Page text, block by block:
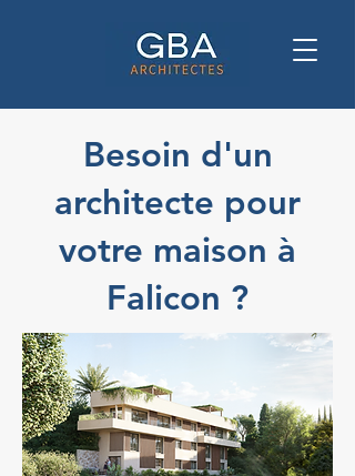
Besoin d'un
architecte pour
votre maison à
Falicon ?